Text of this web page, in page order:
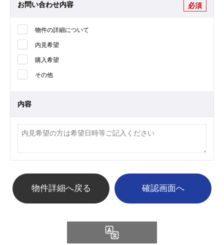
お問い合わせ内容 必須
物件の詳細について
内見希望
購入希望
その他
内容
物件詳細へ戻る